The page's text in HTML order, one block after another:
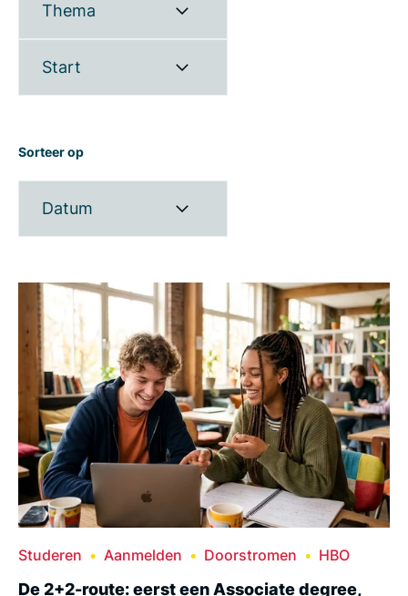
Thema
Start
Sorteer op
Datum
Studeren Aanmelden Doorstromen HBO
De 2+2-route: eerst een Associate degree,